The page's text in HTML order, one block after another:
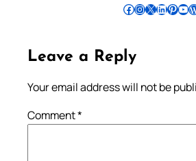
Follow Pradeep on Facebook Follow Pradeep on InstagramFollow Pradeep on X Follow Pradeep on LinkedIn Follow Pradeep on Pinterest Subscribe to Pradeep’s Youtube Channel Follow Pradeep on WordPress
Leave a Reply
Your email address will not be
Comment*